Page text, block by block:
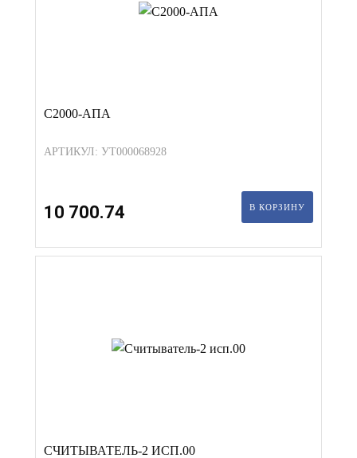
С2000-АПА
АРТИКУЛ: УТ000068928
10 700.74 В КОРЗИНУ
СЧИТЫВАТЕЛЬ-2 ИСП.00